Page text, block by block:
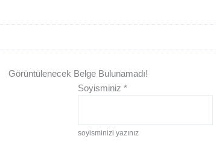
Görüntülenecek Belge Bulunamadı!
Soyisminiz *
soyisminizi yazınız